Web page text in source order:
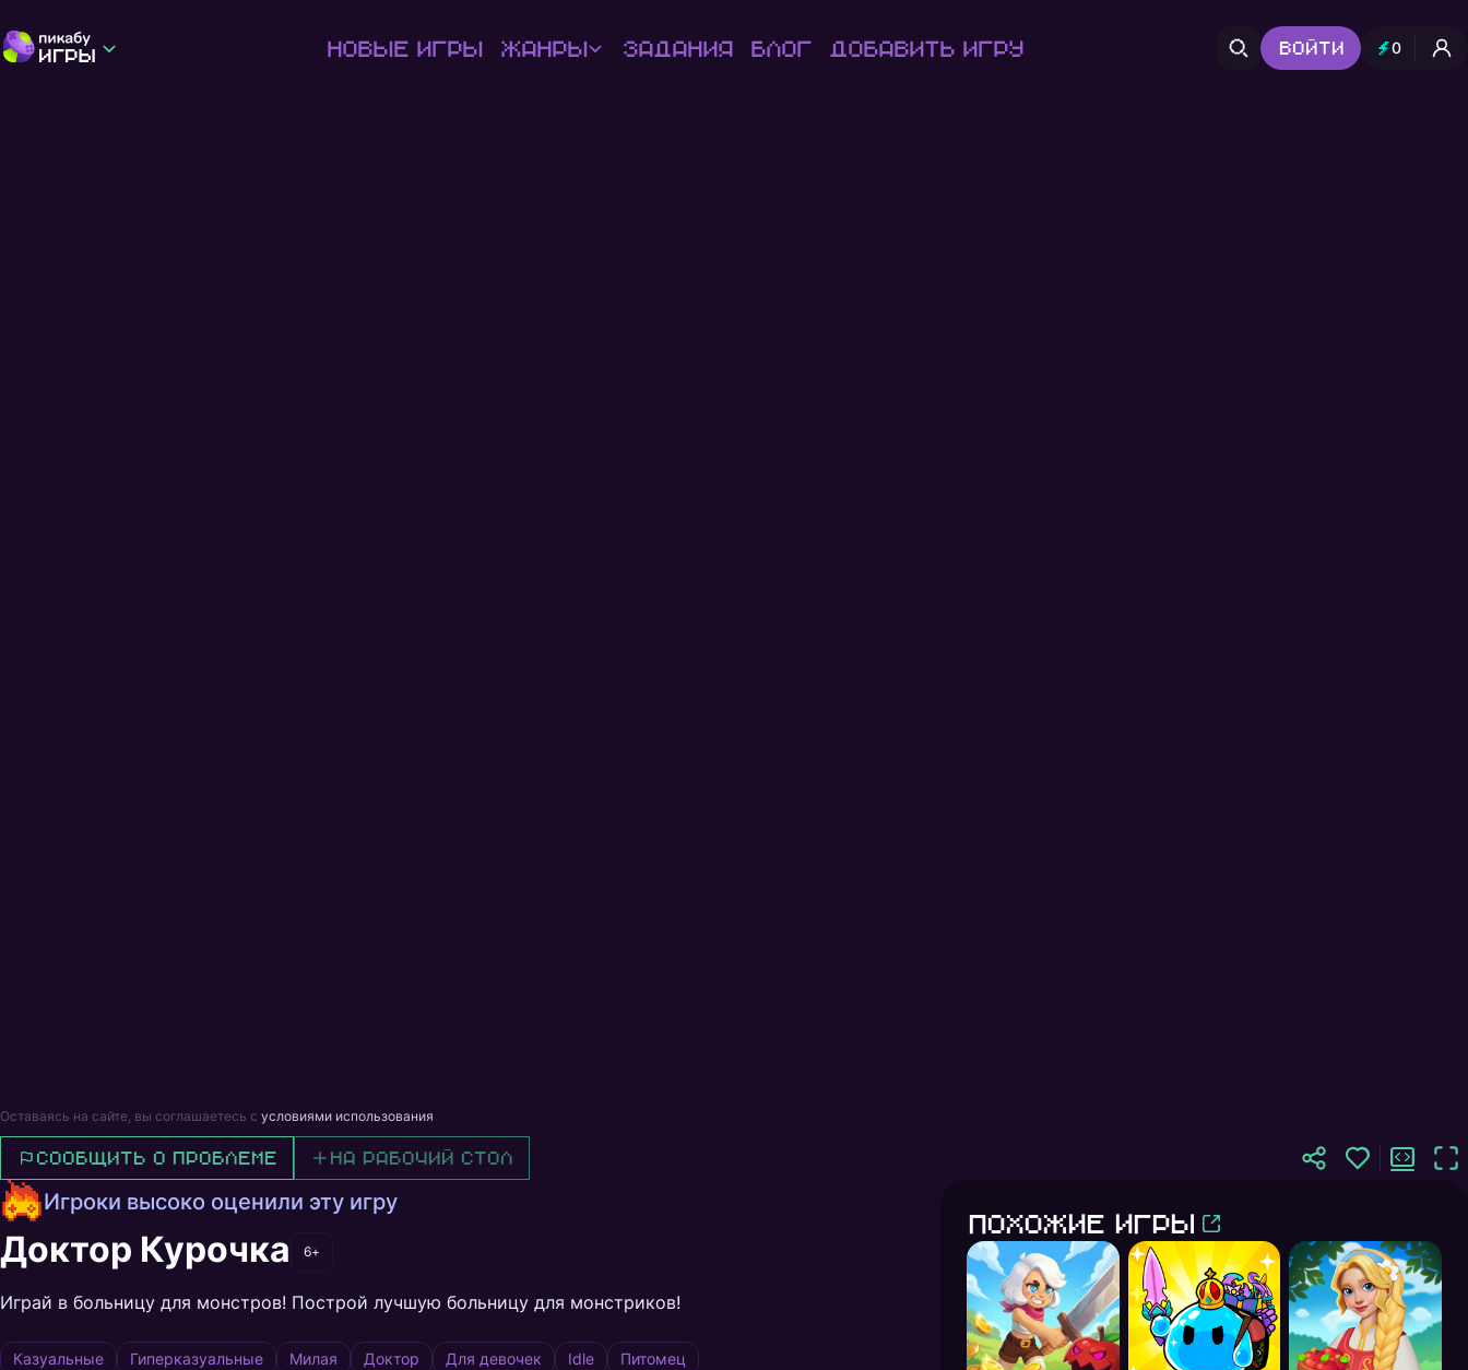
Новые игры Жанры Задания Блог Добавить игру Войти 0
Оставаясь на сайте, вы соглашаетесь с условиями использования
Сообщить о проблеме На рабочий стол
Игроки высоко оценили эту игру
Доктор Курочка 6+
Играй в больницу для монстров! Построй лучшую больницу для монстриков!
Казуальные Гиперказуальные Милая Доктор Для девочек Idle Питомец
Похожие игры